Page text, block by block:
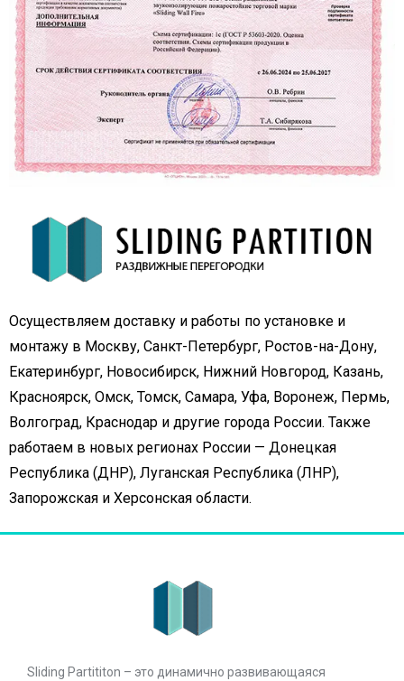
Осуществляем доставку и работы по установке и
монтажу в Москву, Санкт-Петербург, Ростов-на-Дону,
Екатеринбург, Новосибирск, Нижний Новгород, Казань,
Красноярск, Омск, Томск, Самара, Уфа, Воронеж, Пермь,
Волгоград, Краснодар и другие города России. Также
работаем в новых регионах России — Донецкая
Республика (ДНР), Луганская Республика (ЛНР),
Запорожская и Херсонская области.
Sliding Partititon – это динамично развивающаяся